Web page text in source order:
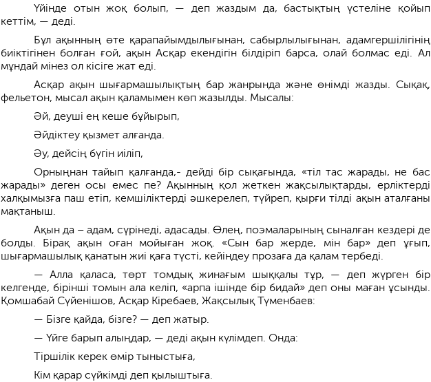
Үйінде отын жоқ болып, — деп жаздым да, бастықтың үстеліне қойып
кеттім, — деді.
Бұл ақынның өте қарапайымдылығынан, сабырлылығынан, адамгершілігінің
биіктігінен болған ғой, ақын Асқар екендігін білдіріп барса, олай болмас еді. Ал
мұндай мінез ол кісіге жат еді.
Асқар ақын шығармашылықтың бар жанрында және өнімді жазды. Сықақ,
фельетон, мысал ақын қаламымен көп жазылды. Мысалы:
Әй, деуші ең кеше бұйырып,
Әйдіктеу қызмет алғанда.
Әу, дейсің бүгін иіліп,
Орныңнан тайып қалғанда,- дейді бір сықағында, «тіл тас жарады, не бас
жарады» деген осы емес пе? Ақынның қол жеткен жақсылықтарды, ерліктерді
халқымызға паш етіп, кемшіліктерді әшкерелеп, түйреп, қырғи тілді ақын аталғаны
мақтаныш.
Ақын да – адам, сүрінеді, адасады. Өлең, поэмаларының сыналған кездері де
болды. Бірақ ақын оған мойыған жоқ. «Сын бар жерде, мін бар» деп ұғып,
шығармашылық қанатын жиі қаға түсті, кейіндеу прозаға да қалам тербеді.
— Алла қаласа, төрт томдық жинағым шыққалы тұр, — деп жүрген бір
келгенде, бірінші томын ала келіп, «арпа ішінде бір бидай» деп оны маған ұсынды.
Қомшабай Сүйенішов, Асқар Кіребаев, Жақсылық Түменбаев:
— Бізге қайда, бізге? — деп жатыр.
— Үйге барып алыңдар, — деді ақын күлімдеп. Онда:
Тіршілік керек өмір тыныстыға,
Кім қарар сүйкімді деп қылыштыға.